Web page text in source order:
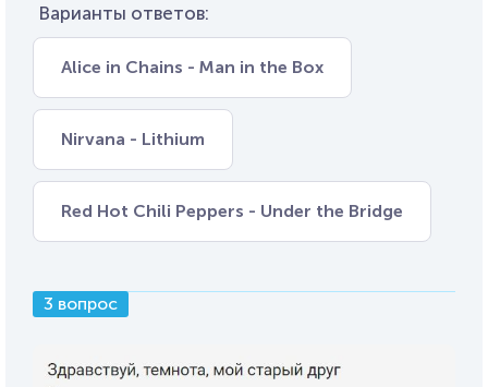
Варианты ответов:
Alice in Chains - Man in the Box
Nirvana - Lithium
Red Hot Chili Peppers - Under the Bridge
3 вопрос